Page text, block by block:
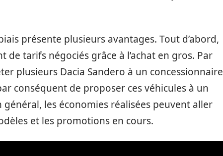
présente plusieurs avantages. Tout d’abord,
de tarifs négociés grâce à l’achat en gros. Par
plusieurs Dacia Sandero à un concessionnaire
conséquent de proposer ces véhicules à un
les économies réalisées peuvent aller
et les promotions en cours.